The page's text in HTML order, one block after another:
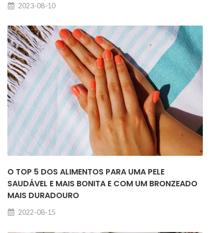
2023-08-10
O TOP 5 DOS ALIMENTOS PARA UMA PELE
SAUDÁVEL E MAIS BONITA E COM UM BRONZEADO
MAIS DURADOURO
2022-08-15